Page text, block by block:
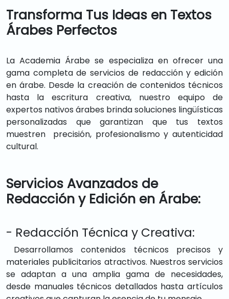
Transforma Tus Ideas en Textos
Árabes Perfectos
La Academia Árabe se especializa en ofrecer una
gama completa de servicios de redacción y edición
en árabe. Desde la creación de contenidos técnicos
hasta la escritura creativa, nuestro equipo de
expertos nativos árabes brinda soluciones lingüísticas
personalizadas que garantizan que tus textos
muestren precisión, profesionalismo y autenticidad
cultural.
Servicios Avanzados de
Redacción y Edición en Árabe:
- Redacción Técnica y Creativa:
Desarrollamos contenidos técnicos precisos y
materiales publicitarios atractivos. Nuestros servicios
se adaptan a una amplia gama de necesidades,
desde manuales técnicos detallados hasta artículos